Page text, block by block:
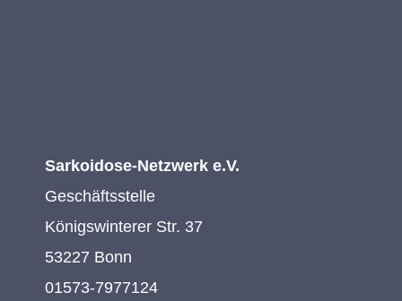
Sarkoidose-Netzwerk e.V.
Geschäftsstelle
Königswinterer Str. 37
53227 Bonn
01573-7977124